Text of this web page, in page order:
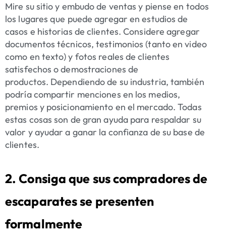
Mire su sitio y embudo de ventas y piense en todos
los lugares que puede agregar en estudios de
casos e historias de clientes. Considere agregar
documentos técnicos, testimonios (tanto en video
como en texto) y fotos reales de clientes
satisfechos o demostraciones de
productos. Dependiendo de su industria, también
podría compartir menciones en los medios,
premios y posicionamiento en el mercado. Todas
estas cosas son de gran ayuda para respaldar su
valor y ayudar a ganar la confianza de su base de
clientes.
2. Consiga que sus compradores de
escaparates se presenten
formalmente